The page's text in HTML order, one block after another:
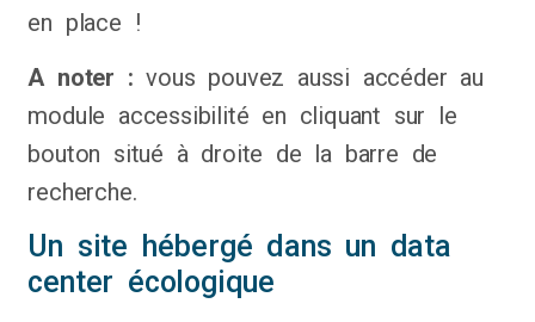
en place !
A noter : vous pouvez aussi accéder au
module accessibilité en cliquant sur le
bouton situé à droite de la barre de
recherche.
Un site hébergé dans un data
center écologique